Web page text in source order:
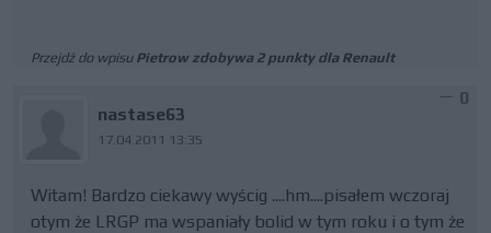
Przejdź do wpisu Pietrow zdobywa 2 punkty dla Renault
nastase63
17.04.2011 13:35
0
Witam! Bardzo ciekawy wyścig ....hm....pisałem wczoraj
otym że LRGP ma wspaniały bolid w tym roku i o tym że